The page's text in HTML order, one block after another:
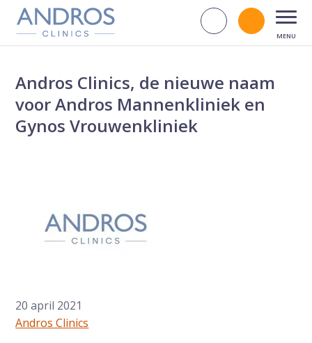
Navigatie overslaan
Zoek op
Bel
Andros Clinics, de nieuwe naam
voor Andros Mannenkliniek en
Gynos Vrouwenkliniek
20 april 2021
Andros Clinics